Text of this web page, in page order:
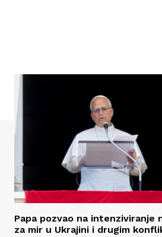
Papa pozvao na intenziviranje
za mir u Ukrajini i drugim